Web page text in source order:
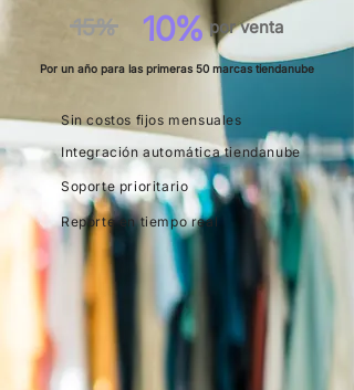
Sin costos fijos mensuales
Integración automática tiendanube
Soporte prioritario
Por un año para las primeras 50 marcas tiendanube
15% 10% por venta
Reporte en tiempo real